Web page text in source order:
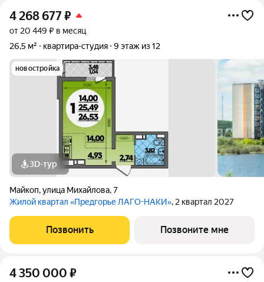
4 268 677₽
от 20 449 ₽ в месяц
26,5 м²
квартира-студия 9 этаж из 12
новостройка
3D-тур
Майкоп,улица Михайлова,7
Жилой квартал «Предгорье ЛАГО-НАКИ», 2 квартал 2027
Позвонить Позвоните мне
4 350 000 ₽